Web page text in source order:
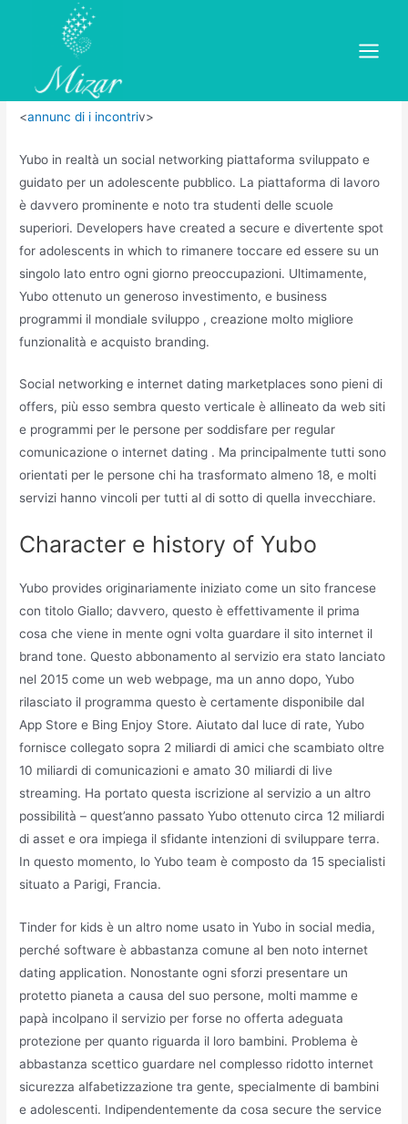
Main
Menu
Yubo Evaluation 2021
Uncategorized/ By
<annunc di i incontriv>
Yubo in realtà un social networking piattaforma sviluppato e
guidato per un adolescente pubblico. La piattaforma di lavoro
è davvero prominente e noto tra studenti delle scuole
superiori. Developers have created a secure e divertente spot
for adolescents in which to rimanere toccare ed essere su un
singolo lato entro ogni giorno preoccupazioni. Ultimamente,
Yubo ottenuto un generoso investimento, e business
programmi il mondiale sviluppo , creazione molto migliore
funzionalità e acquisto branding.
Social networking e internet dating marketplaces sono pieni di
offers, più esso sembra questo verticale è allineato da web siti
e programmi per le persone per soddisfare per regular
comunicazione o internet dating . Ma principalmente tutti sono
orientati per le persone chi ha trasformato almeno 18, e molti
servizi hanno vincoli per tutti al di sotto di quella invecchiare.
Character e history of Yubo
Yubo provides originariamente iniziato come un sito francese
con titolo Giallo; davvero, questo è effettivamente il prima
cosa che viene in mente ogni volta guardare il sito internet il
brand tone. Questo abbonamento al servizio era stato lanciato
nel 2015 come un web webpage, ma un anno dopo, Yubo
rilasciato il programma questo è certamente disponibile dal
App Store e Bing Enjoy Store. Aiutato dal luce di rate, Yubo
fornisce collegato sopra 2 miliardi di amici che scambiato oltre
10 miliardi di comunicazioni e amato 30 miliardi di live
streaming. Ha portato questa iscrizione al servizio a un altro
possibilità – quest’anno passato Yubo ottenuto circa 12 miliardi
di asset e ora impiega il sfidante intenzioni di sviluppare terra.
In questo momento, lo Yubo team è composto da 15 specialisti
situato a Parigi, Francia.
Tinder for kids è un altro nome usato in Yubo in social media,
perché software è abbastanza comune al ben noto internet
dating application. Nonostante ogni sforzi presentare un
protetto pianeta a causa del suo persone, molti mamme e
papà incolpano il servizio per forse no offerta adeguata
protezione per quanto riguarda il loro bambini. Problema è
abbastanza scettico guardare nel complesso ridotto internet
sicurezza alfabetizzazione tra gente, specialmente di bambini
e adolescenti. Indipendentemente da cosa secure the service